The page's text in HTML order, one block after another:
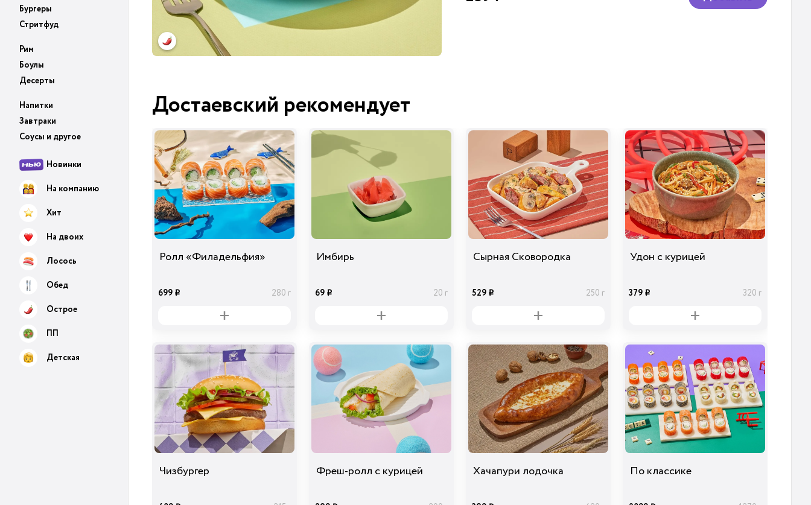
Бургеры
Стритфуд
Рим
Боулы
Десерты
Напитки
Завтраки
Соусы и другое
Новинки
На компанию
Хит
На двоих
Лосось
Обед
Острое
ПП
Детская
Достаевский рекомендует
Ролл «Филадельфия»
699 i 280 г
Имбирь
69 i 20 г
Сырная Сковородка
529 i 250 г
Удон с курицей
379 i 320 г
Чизбургер Фреш-ролл с курицей Хачапури лодочка По классике